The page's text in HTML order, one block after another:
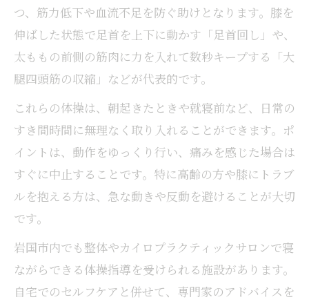
つ、筋力低下や血流不足を防ぐ助けとなります。膝を
伸ばした状態で足首を上下に動かす「足首回し」や、
太ももの前側の筋肉に力を入れて数秒キープする「大
腿四頭筋の収縮」などが代表的です。
これらの体操は、朝起きたときや就寝前など、日常の
すき間時間に無理なく取り入れることができます。ポ
イントは、動作をゆっくり行い、痛みを感じた場合は
すぐに中止することです。特に高齢の方や膝にトラブ
ルを抱える方は、急な動きや反動を避けることが大切
です。
岩国市内でも整体やカイロプラクティックサロンで寝
ながらできる体操指導を受けられる施設があります。
自宅でのセルフケアと併せて、専門家のアドバイスを